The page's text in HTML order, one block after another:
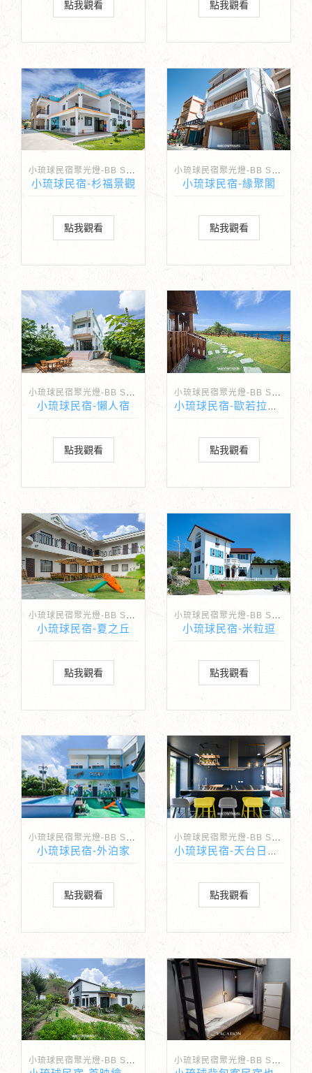
點我觀看 點我觀看
小琉球民宿-杉福景觀
點我觀看
小琉球民宿-緣聚閣
點我觀看
小琉球民宿聚光燈-BB Spotlight
小琉球民宿-懶人宿
點我觀看
小琉球民宿聚光燈-BB Spotlight
小琉球民宿-歐若拉海景民宿
點我觀看
小琉球民宿-夏之丘
點我觀看
小琉球民宿-米粒逗
點我觀看
小琉球民宿聚光燈-BB Spotlight
小琉球民宿-外泊家
點我觀看
小琉球民宿聚光燈-BB Spotlight
小琉球民宿-天台日光屋
點我觀看